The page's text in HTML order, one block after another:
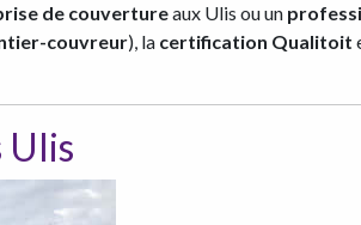
de couvertureaux Ulis ou un
couvreur), la certification Qualitoit
Ulis